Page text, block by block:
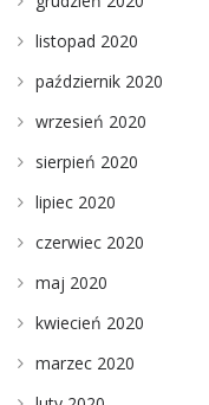
listopad 2020
październik 2020
wrzesień 2020
sierpień 2020
lipiec 2020
czerwiec 2020
maj 2020
kwiecień 2020
marzec 2020